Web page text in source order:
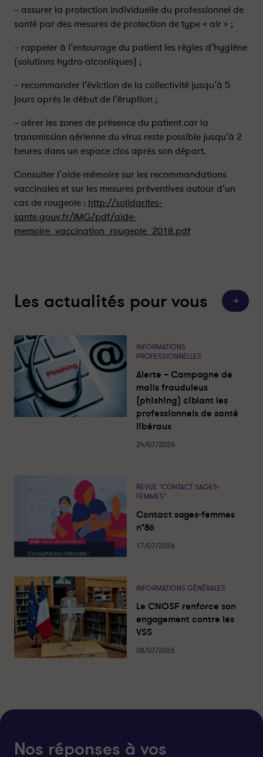
g
e
s
u
l
i
k
e
d
n
g
e
s
u
f
a
e
b
o
k
– assurer la protection individuelle du professionnel de
santé par des mesures de protection de type « air » ;
– rappeler à l’entourage du patient les règles d’hygiène
(solutions hydro-alcooliques) ;
– recommander l’éviction de la collectivité jusqu’à 5
jours après le début de l’éruption ;
– aérer les zones de présence du patient car la
transmission aérienne du virus reste possible jusqu’à 2
heures dans un espace clos après son départ.
Consulter l’aide-mémoire sur les recommandations
vaccinales et sur les mesures préventives autour d’un
cas de rougeole : http://solidarites-
sante.gouv.fr/IMG/pdf/aide-
memoire_vaccination_rougeole_2018.pdf
Les actualités pour vous T
o
a
l
INFORMATIONS
PROFESSIONNELLES
Alerte – Campagne de
mails frauduleux
(phishing) ciblant les
professionnels de santé
libéraux
24/07/2026
REVUE "CONTACT SAGES-
FEMMES"
Contact sages-femmes
n°86
17/07/2026
INFORMATIONS GÉNÉRALES
Le CNOSF renforce son
engagement contre les
VSS
08/07/2026
Nos réponses à vos